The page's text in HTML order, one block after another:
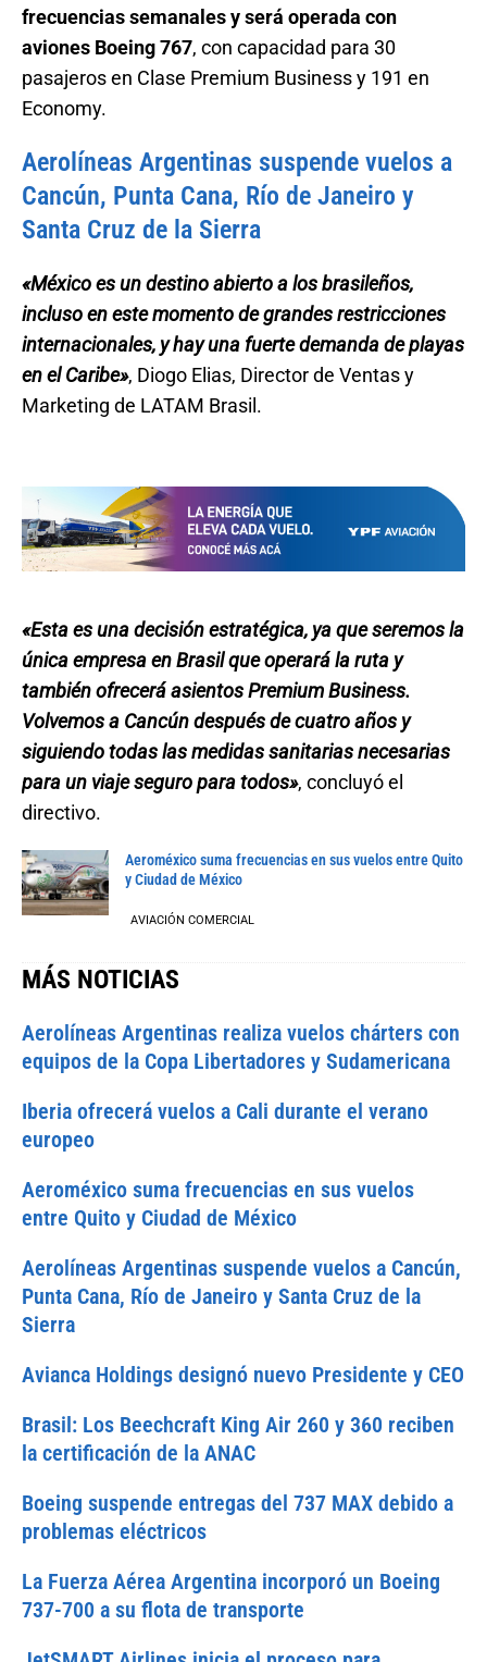
frecuencias semanales y será operada con
aviones Boeing 767, con capacidad para 30
pasajeros en Clase Premium Business y 191 en
Economy.
Aerolíneas Argentinas suspende vuelos a
Cancún, Punta Cana, Río de Janeiro y
Santa Cruz de la Sierra
«México es un destino abierto a los brasileños,
incluso en este momento de grandes restricciones
internacionales, y hay una fuerte demanda de playas
en el Caribe», Diogo Elias, Director de Ventas y
Marketing de LATAM Brasil.
«Esta es una decisión estratégica, ya que seremos la
única empresa en Brasil que operará la ruta y
también ofrecerá asientos Premium Business.
Volvemos a Cancún después de cuatro años y
siguiendo todas las medidas sanitarias necesarias
para un viaje seguro para todos», concluyó el
directivo.
Aeroméxico suma frecuencias en sus vuelos entre Quito
y Ciudad de México
AVIACIÓN COMERCIAL
MÁS NOTICIAS
Aerolíneas Argentinas realiza vuelos chárters con
equipos de la Copa Libertadores y Sudamericana
Iberia ofrecerá vuelos a Cali durante el verano
europeo
Aeroméxico suma frecuencias en sus vuelos
entre Quito y Ciudad de México
Aerolíneas Argentinas suspende vuelos a Cancún,
Punta Cana, Río de Janeiro y Santa Cruz de la
Sierra
Avianca Holdings designó nuevo Presidente y CEO
Brasil: Los Beechcraft King Air 260 y 360 reciben
la certificación de la ANAC
Boeing suspende entregas del 737 MAX debido a
problemas eléctricos
La Fuerza Aérea Argentina incorporó un Boeing
737-700 a su flota de transporte